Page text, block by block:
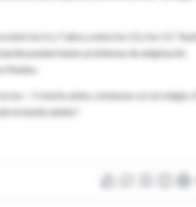
entre los 6 y 7 años y entre los 12 y los 13.
pueden haber problemas de adaptación
Madou.
Y, mucho antes, comenzar a ir al colegio.
el mundo adulto".